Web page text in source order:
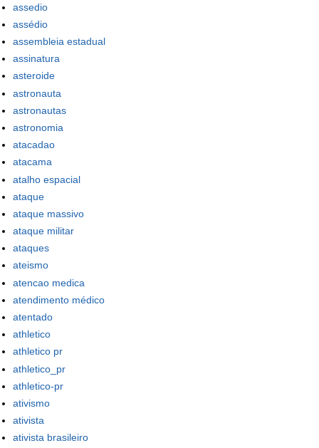
assedio
assédio
assembleia estadual
assinatura
asteroide
astronauta
astronautas
astronomia
atacadao
atacama
atalho espacial
ataque
ataque massivo
ataque militar
ataques
ateismo
atencao medica
atendimento médico
atentado
athletico
athletico pr
athletico_pr
athletico-pr
ativismo
ativista
ativista brasileiro